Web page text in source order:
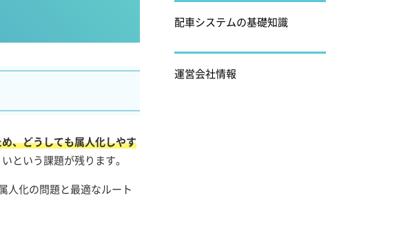
、どうしても属人化しやす
という課題が残ります。
人化の問題と最適なルート
配車システムの基礎知識
運営会社情報